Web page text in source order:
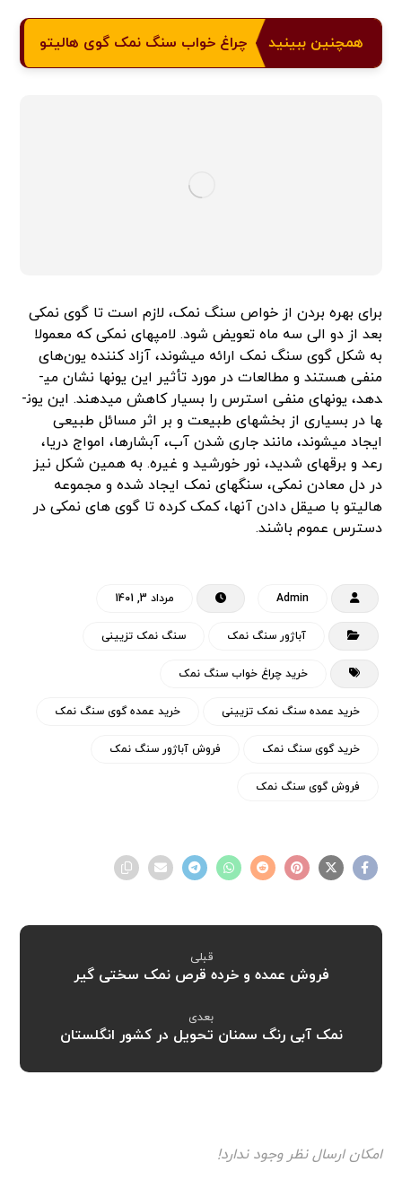
همچنین ببینید چراغ خواب سنگ نمک گوی هالیتو
برای بهره بردن از خواص سنگ نمک، لازم است تا گوی نمکی
بعد از دو الی سه ماه تعویض شود. لامپ­های نمکی که معمولا
به شکل گوی سنگ نمک ارائه می­شوند، آزاد کننده یون‌های
منفی هستند و مطالعات در مورد تأثیر این یون­ها نشان می­
دهد، یون­های منفی استرس را بسیار کاهش می­دهند. این یون­
ها در بسیاری از بخش­های طبیعت و بر اثر مسائل طبیعی
ایجاد می­شوند، مانند جاری شدن آب­، آبشارها، امواج دریا،
رعد و برق­های شدید، نور خورشید و غیره. به همین شکل نیز
در دل معادن نمکی، سنگ­های نمک ایجاد شده و مجموعه
هالیتو با صیقل دادن آن­ها، کمک کرده تا گوی ­های نمکی در
دسترس عموم باشند.
Admin مرداد 3, 1401
آباژور سنگ نمک سنگ نمک تزیینی
خرید چراغ خواب سنگ نمک
خرید عمده سنگ نمک تزیینی خرید عمده گوی سنگ نمک
خرید گوی سنگ نمک فروش آباژور سنگ نمک
فروش گوی سنگ نمک
قبلی
فروش عمده و خرده قرص نمک سختی گیر
بعدی
نمک آبی رنگ سمنان تحویل در کشور انگلستان
امکان ارسال نظر وجود ندارد!